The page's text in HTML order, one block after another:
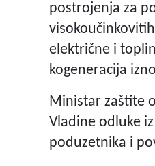
postrojenja za
električne i
kogeneracija
Ministar zaštite
Vladine odluke
poduzetnika i